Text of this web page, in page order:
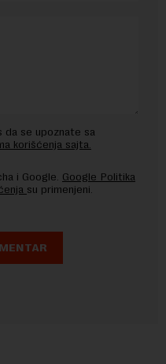
da se upoznate sa
korišćenja sajta.
i Google. Google Politika
su primenjeni.